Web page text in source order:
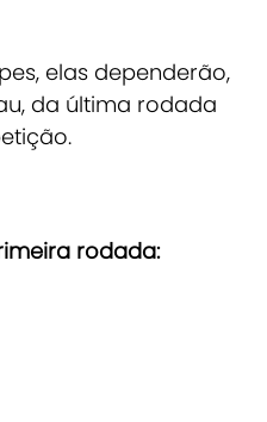
elas dependerão,
da última rodada
rodada: